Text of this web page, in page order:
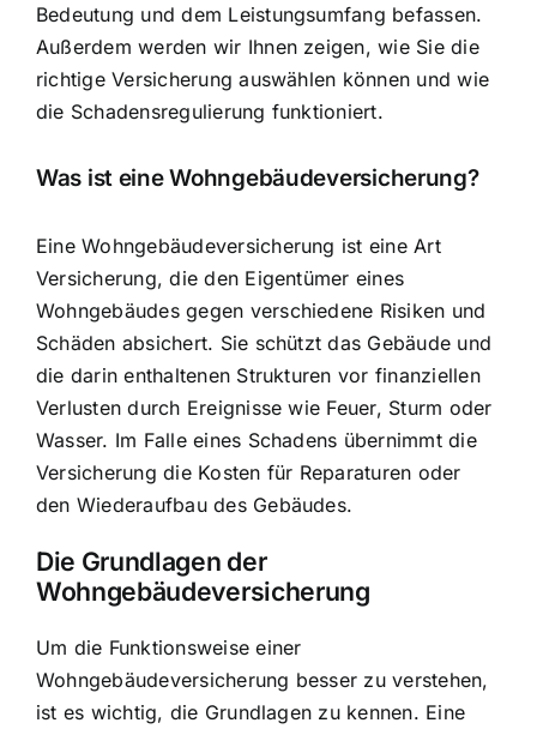
Bedeutung und dem Leistungsumfang befassen.
Außerdem werden wir Ihnen zeigen, wie Sie die
richtige Versicherung auswählen können und wie
die Schadensregulierung funktioniert.
Was ist eine Wohngebäudeversicherung?
Eine Wohngebäudeversicherung ist eine Art
Versicherung, die den Eigentümer eines
Wohngebäudes gegen verschiedene Risiken und
Schäden absichert. Sie schützt das Gebäude und
die darin enthaltenen Strukturen vor finanziellen
Verlusten durch Ereignisse wie Feuer, Sturm oder
Wasser. Im Falle eines Schadens übernimmt die
Versicherung die Kosten für Reparaturen oder
den Wiederaufbau des Gebäudes.
Die Grundlagen der
Wohngebäudeversicherung
Um die Funktionsweise einer
Wohngebäudeversicherung besser zu verstehen,
ist es wichtig, die Grundlagen zu kennen. Eine